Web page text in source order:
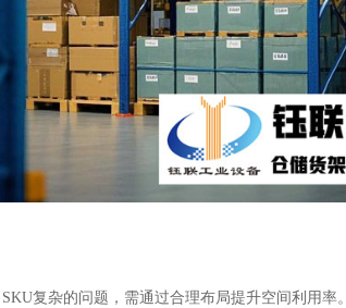
复杂的问题，需通过合理布局提升空间利用率。